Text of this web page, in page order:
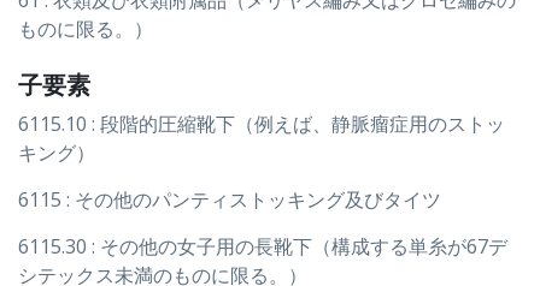
ものに限る。）
子要素
6115.10 : 段階的圧縮靴下（例えば、静脈瘤症用のストッ
キング）
6115 : その他のパンティストッキング及びタイツ
6115.30 : その他の女子用の長靴下（構成する単糸が67デ
シテックス未満のものに限る。）